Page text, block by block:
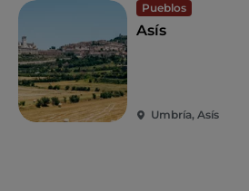
Pueblos
Asís
Umbría, Asís